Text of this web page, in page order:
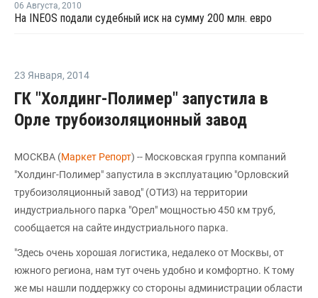
06 Августа, 2010
На INEOS подали судебный иск на сумму 200 млн. евро
23 Января, 2014
ГК "Холдинг-Полимер" запустила в
Орле трубоизоляционный завод
МОСКВА (Маркет Репорт) -- Московская группа компаний
"Холдинг-Полимер" запустила в эксплуатацию "Орловский
трубоизоляционный завод" (ОТИЗ) на территории
индустриального парка "Орел" мощностью 450 км труб,
сообщается на сайте индустриального парка.
"Здесь очень хорошая логистика, недалеко от Москвы, от
южного региона, нам тут очень удобно и комфортно. К тому
же мы нашли поддержку со стороны администрации области